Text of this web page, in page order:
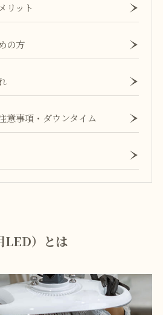
リット
の方
意事項・ダウンタイム
LED）とは